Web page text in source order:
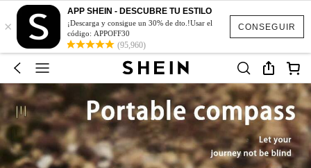
CONSEGUIR
×
APP SHEIN - DESCUBRE TU ESTILO
¡Descarga y consigue un 30% de dto.!Usar el
código: APPOFF30
(95,960)